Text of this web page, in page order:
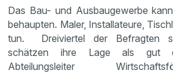
Das Bau- und Ausbaugewerbe
behaupten. Maler, Installateure,
tun. Dreiviertel der Befragten
schätzen ihre Lage als gut
Abteilungsleiter